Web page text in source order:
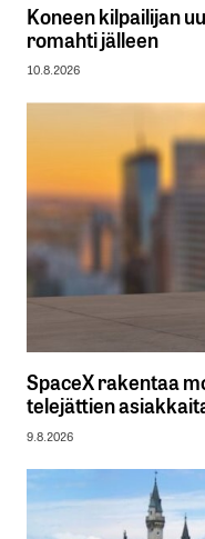
Koneen kilpailijan
romahti jälleen
10.8.2026
SpaceX rakentaa
telejättien
9.8.2026